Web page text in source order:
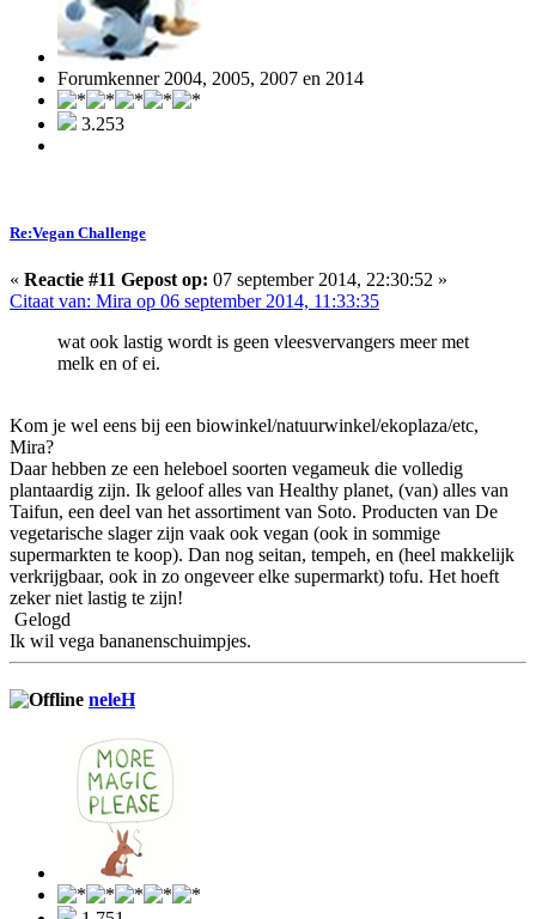
Forumkenner 2004, 2005, 2007 en 2014
3.253
Re:Vegan Challenge
« Reactie #11 Gepost op: 07 september 2014, 22:30:52 »
Citaat van: Mira op 06 september 2014, 11:33:35
wat ook lastig wordt is geen vleesvervangers meer met
melk en of ei.
Kom je wel eens bij een biowinkel/natuurwinkel/ekoplaza/etc,
Mira?
Daar hebben ze een heleboel soorten vegameuk die volledig
plantaardig zijn. Ik geloof alles van Healthy planet, (van) alles van
Taifun, een deel van het assortiment van Soto. Producten van De
vegetarische slager zijn vaak ook vegan (ook in sommige
supermarkten te koop). Dan nog seitan, tempeh, en (heel makkelijk
verkrijgbaar, ook in zo ongeveer elke supermarkt) tofu. Het hoeft
zeker niet lastig te zijn!
Gelogd
Ik wil vega bananenschuimpjes.
neleH